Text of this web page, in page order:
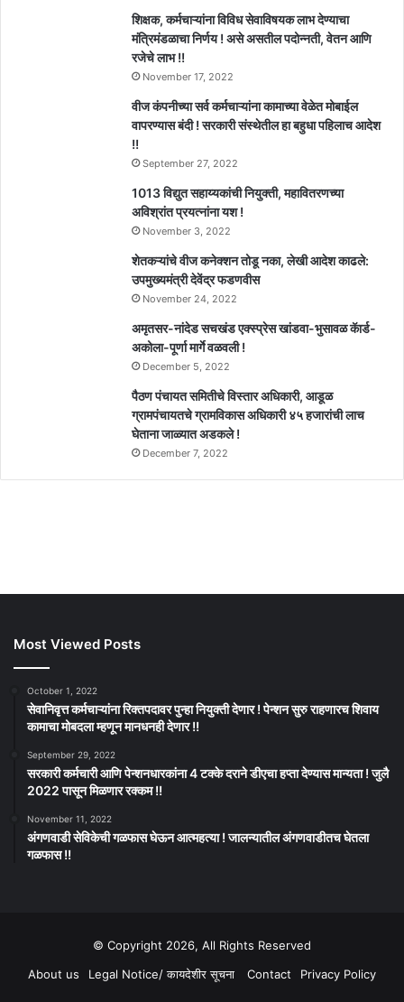
शिक्षक, कर्मचाऱ्यांना विविध सेवाविषयक लाभ देण्याचा
मंत्रिमंडळाचा निर्णय ! असे असतील पदोन्नती, वेतन आणि
रजेचे लाभ !!
November 17, 2022
वीज कंपनीच्या सर्व कर्मचाऱ्यांना कामाच्या वेळेत मोबाईल
वापरण्यास बंदी ! सरकारी संस्थेतील हा बहुधा पहिलाच आदेश
!!
September 27, 2022
1013 विद्युत सहाय्यकांची नियुक्ती, महावितरणच्या
अविश्रांत प्रयत्नांना यश !
November 3, 2022
शेतकऱ्यांचे वीज कनेक्शन तोडू नका, लेखी आदेश काढले:
उपमुख्यमंत्री देवेंद्र फडणवीस
November 24, 2022
अमृतसर-नांदेड सचखंड एक्स्प्रेस खांडवा-भुसावळ कॅार्ड-
अकोला-पूर्णा मार्गे वळवली !
December 5, 2022
पैठण पंचायत समितीचे विस्तार अधिकारी, आडूळ
ग्रामपंचायतचे ग्रामविकास अधिकारी ४५ हजारांची लाच
घेताना जाळ्यात अडकले !
December 7, 2022
Most Viewed Posts
October 1, 2022
सेवानिवृत्त कर्मचाऱ्यांना रिक्तपदावर पुन्हा नियुक्ती देणार ! पेन्शन सुरु राहणारच शिवाय
कामाचा मोबदला म्हणून मानधनही देणार !!
September 29, 2022
सरकारी कर्मचारी आणि पेन्शनधारकांना 4 टक्के दराने डीएचा हप्ता देण्यास मान्यता ! जुलै
2022 पासून मिळणार रक्कम !!
November 11, 2022
अंगणवाडी सेविकेची गळफास घेऊन आत्महत्या ! जालन्यातील अंगणवाडीतच घेतला
गळफास !!
© Copyright 2026, All Rights Reserved
About us
Legal Notice/ कायदेशीर सूचना Contact Privacy Policy